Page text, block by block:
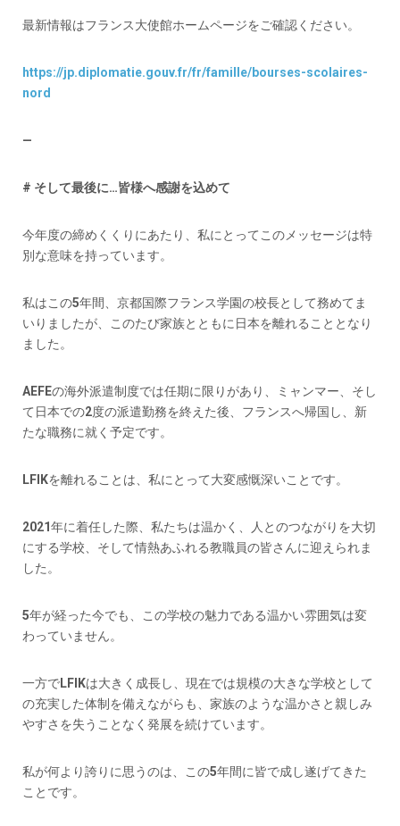
最新情報はフランス大使館ホームページをご確認ください。
https://jp.diplomatie.gouv.fr/fr/famille/bourses-scolaires-
nord
—
# そして最後に…皆様へ感謝を込めて
今年度の締めくくりにあたり、私にとってこのメッセージは特
別な意味を持っています。
私はこの5年間、京都国際フランス学園の校長として務めてま
いりましたが、このたび家族とともに日本を離れることとなり
ました。
AEFEの海外派遣制度では任期に限りがあり、ミャンマー、そし
て日本での2度の派遣勤務を終えた後、フランスへ帰国し、新
たな職務に就く予定です。
LFIKを離れることは、私にとって大変感慨深いことです。
2021年に着任した際、私たちは温かく、人とのつながりを大切
にする学校、そして情熱あふれる教職員の皆さんに迎えられま
した。
5年が経った今でも、この学校の魅力である温かい雰囲気は変
わっていません。
一方でLFIKは大きく成長し、現在では規模の大きな学校として
の充実した体制を備えながらも、家族のような温かさと親しみ
やすさを失うことなく発展を続けています。
私が何より誇りに思うのは、この5年間に皆で成し遂げてきた
ことです。